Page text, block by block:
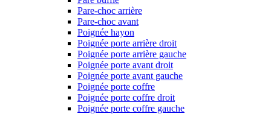
Pare-choc arrière
Pare-choc avant
Poignée hayon
Poignée porte arrière droit
Poignée porte arrière gauche
Poignée porte avant droit
Poignée porte avant gauche
Poignée porte coffre
Poignée porte coffre droit
Poignée porte coffre gauche